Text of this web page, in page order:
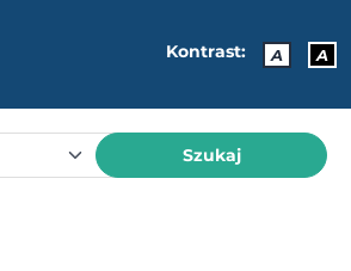
Kontrast: A A
Szukaj